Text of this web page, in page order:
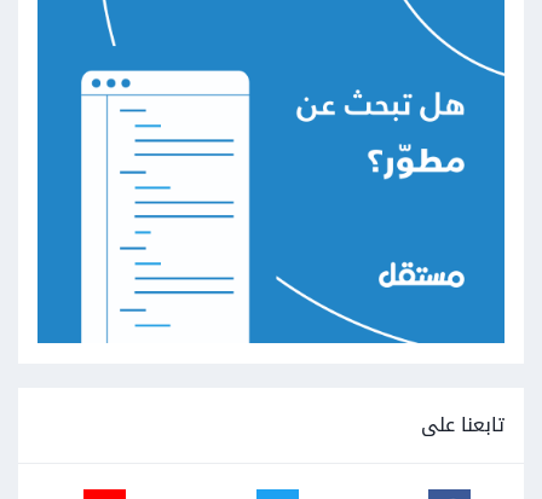
تابعنا على